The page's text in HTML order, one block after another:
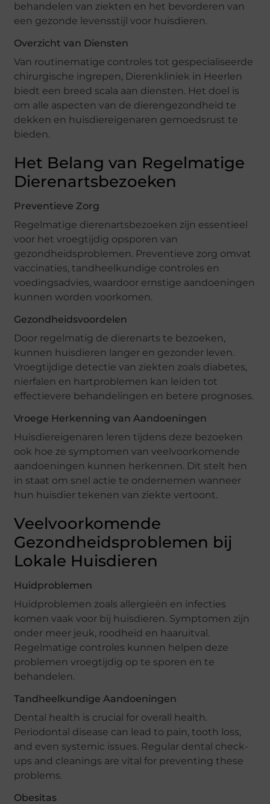
behandelen van ziekten en het bevorderen van
een gezonde levensstijl voor huisdieren.
Overzicht van Diensten
Van routinematige controles tot gespecialiseerde
chirurgische ingrepen, Dierenkliniek in Heerlen
biedt een breed scala aan diensten. Het doel is
om alle aspecten van de dierengezondheid te
dekken en huisdiereigenaren gemoedsrust te
bieden.
Het Belang van Regelmatige
Dierenartsbezoeken
Preventieve Zorg
Regelmatige dierenartsbezoeken zijn essentieel
voor het vroegtijdig opsporen van
gezondheidsproblemen. Preventieve zorg omvat
vaccinaties, tandheelkundige controles en
voedingsadvies, waardoor ernstige aandoeningen
kunnen worden voorkomen.
Gezondheidsvoordelen
Door regelmatig de dierenarts te bezoeken,
kunnen huisdieren langer en gezonder leven.
Vroegtijdige detectie van ziekten zoals diabetes,
nierfalen en hartproblemen kan leiden tot
effectievere behandelingen en betere prognoses.
Vroege Herkenning van Aandoeningen
Huisdiereigenaren leren tijdens deze bezoeken
ook hoe ze symptomen van veelvoorkomende
aandoeningen kunnen herkennen. Dit stelt hen
in staat om snel actie te ondernemen wanneer
hun huisdier tekenen van ziekte vertoont.
Veelvoorkomende
Gezondheidsproblemen bij
Lokale Huisdieren
Huidproblemen
Huidproblemen zoals allergieën en infecties
komen vaak voor bij huisdieren. Symptomen zijn
onder meer jeuk, roodheid en haaruitval.
Regelmatige controles kunnen helpen deze
problemen vroegtijdig op te sporen en te
behandelen.
Tandheelkundige Aandoeningen
Dental health is crucial for overall health.
Periodontal disease can lead to pain, tooth loss,
and even systemic issues. Regular dental check-
ups and cleanings are vital for preventing these
problems.
Obesitas